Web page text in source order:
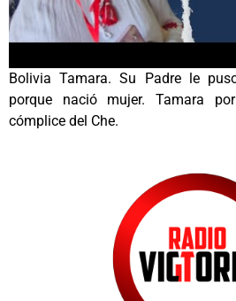
Bolivia Tamara. Su Padre le
porque nació mujer. Tamara
cómplice del Che.